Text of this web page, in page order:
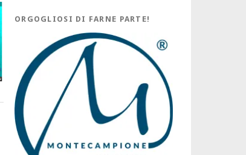
ORGOGLIOSI DI FARNE PARTE!